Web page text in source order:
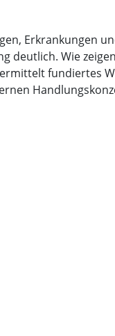
Erkrankungen
deutlich. Wie
fundiertes